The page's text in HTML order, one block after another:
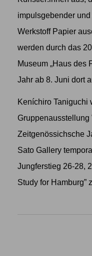
impulsgebender
Werkstoff Papier
werden durch das
Museum „Haus des
Jahr ab 8. Juni dort
Keníchiro Taniguchi
Gruppenausstellung
Zeitgenössichsche
Sato Gallery
Jungferstieg 26-28,
Study for Hamburg”